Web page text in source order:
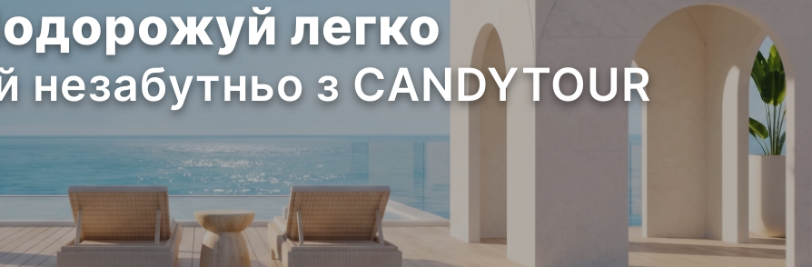
легко
незабутньо з CANDYTOUR